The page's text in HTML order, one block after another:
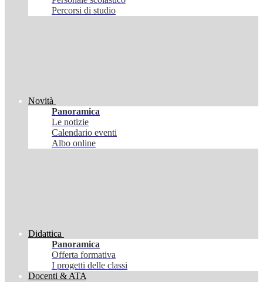
Percorsi di studio
Novità
Panoramica
Le notizie
Calendario eventi
Albo online
Didattica
Panoramica
Offerta formativa
I progetti delle classi
Docenti & ATA